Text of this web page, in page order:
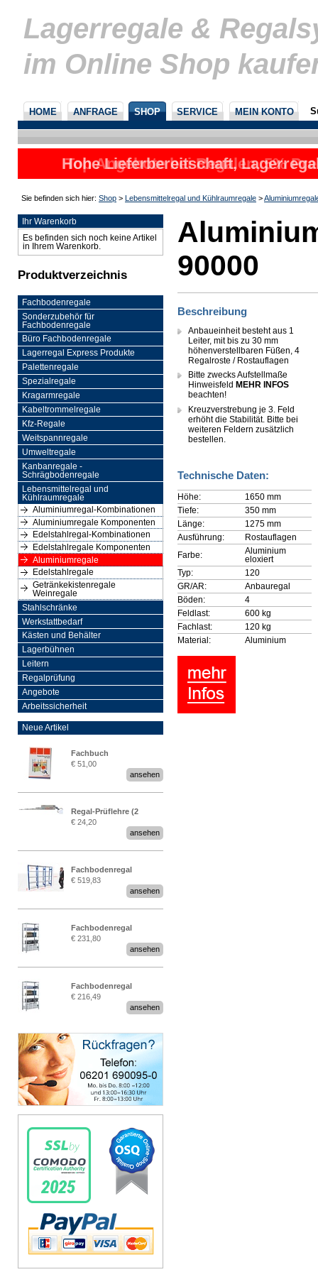
Lagerregale &
im Online Shop
HOME ANFRAGE SHOP SERVICE MEIN KONTO
Top Angebote bei Regalen, 5%
Hohe Lieferbereitschaft,
nicht
Sie befinden sich hier: Shop > Lebensmittelregal und Kühlraumregale >
Ihr Warenkorb
Es befinden sich noch keine Artikel
in Ihrem Warenkorb.
Produktverzeichnis
Fachbodenregale
Sonderzubehör für
Fachbodenregale
Büro Fachbodenregale
Lagerregal Express Produkte
Palettenregale
Spezialregale
Kragarmregale
Kabeltrommelregale
Kfz-Regale
Weitspannregale
Umweltregale
Kanbanregale -
Schrägbodenregale
Lebensmittelregal und
Kühlraumregale
Aluminiumregal-Kombinationen
Aluminiumregale Komponenten
Edelstahlregal-Kombinationen
Edelstahlregale Komponenten
Aluminiumregale
Edelstahlregale
Getränkekistenregale
Weinregale
Stahlschränke
Werkstattbedarf
Kästen und Behälter
Lagerbühnen
Leitern
Regalprüfung
Angebote
Arbeitssicherheit
Neue Artikel
Fachbuch
„Regalprüfung nach DIN
€ 51,00
ansehen
Regal-Prüflehre (2
Stück)
€ 24,20
ansehen
Fachbodenregal
Stecksystem MultiPlus
2,25 Meter breit
€ 519,83
ansehen
Fachbodenregal
Stecksystem MultiPlus
€ 231,80
ansehen
Fachbodenregal
Stecksystem MultiPlus
€ 216,49
ansehen
90000
Beschreibung
Anbaueinheit besteht aus 1
Leiter, mit bis zu 30 mm
höhenverstellbaren Füßen, 4
Regalroste / Rostauflagen
Bitte zwecks Aufstellmaße
Hinweisfeld MEHR INFOS
beachten!
Kreuzverstrebung je 3. Feld
erhöht die Stabilität. Bitte bei
weiteren Feldern zusätzlich
bestellen.
Technische Daten:
Höhe:
1650 mm
Tiefe:
350 mm
Länge:
1275 mm
Ausführung:
Rostauflagen
Farbe:
Aluminium
eloxiert
Typ:
120
GR/AR:
Anbauregal
Böden:
4
Feldlast:
600 kg
Fachlast:
120 kg
Material:
Aluminium